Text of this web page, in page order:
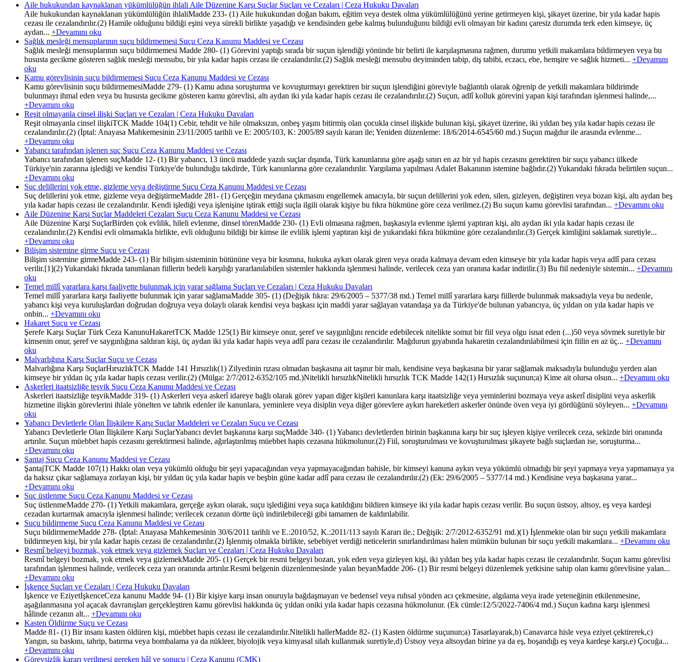
Aile hukukundan kaynaklanan yükümlülüğün ihlali Aile Düzenine Karşı Suçlar Suçları ve Cezaları | Ceza Hukuku Davaları
Aile hukukundan kaynaklanan yükümlülüğün ihlaliMadde 233- (1) Aile hukukundan doğan bakım, eğitim veya destek olma yükümlülüğünü yerine getirmeyen kişi, şikayet üzerine, bir yıla kadar hapis
cezası ile cezalandırılır.(2) Hamile olduğunu bildiği eşini veya sürekli birlikte yaşadığı ve kendisinden gebe kalmış bulunduğunu bildiği evli olmayan bir kadını çaresiz durumda terk eden kimseye, üç
aydan... +Devamını oku
Sağlık mesleği mensuplarının suçu bildirmemesi Suçu Ceza Kanunu Maddesi ve Cezası
Sağlık mesleği mensuplarının suçu bildirmemesi Madde 280- (1) Görevini yaptığı sırada bir suçun işlendiği yönünde bir belirti ile karşılaşmasına rağmen, durumu yetkili makamlara bildirmeyen veya bu
hususta gecikme gösteren sağlık mesleği mensubu, bir yıla kadar hapis cezası ile cezalandırılır.(2) Sağlık mesleği mensubu deyiminden tabip, diş tabibi, eczacı, ebe, hemşire ve sağlık hizmeti... +Devamını
oku
Kamu görevlisinin suçu bildirmemesi Suçu Ceza Kanunu Maddesi ve Cezası
Kamu görevlisinin suçu bildirmemesiMadde 279- (1) Kamu adına soruşturma ve kovuşturmayı gerektiren bir suçun işlendiğini göreviyle bağlantılı olarak öğrenip de yetkili makamlara bildirimde
bulunmayı ihmal eden veya bu hususta gecikme gösteren kamu görevlisi, altı aydan iki yıla kadar hapis cezası ile cezalandırılır.(2) Suçun, adlî kolluk görevini yapan kişi tarafından işlenmesi halinde,...
+Devamını oku
Reşit olmayanla cinsel ilişki Suçları ve Cezaları | Ceza Hukuku Davaları
Reşit olmayanla cinsel ilişkiTCK Madde 104(1) Cebir, tehdit ve hile olmaksızın, onbeş yaşını bitirmiş olan çocukla cinsel ilişkide bulunan kişi, şikayet üzerine, iki yıldan beş yıla kadar hapis cezası ile
cezalandırılır.(2) (İptal: Anayasa Mahkemesinin 23/11/2005 tarihli ve E: 2005/103, K: 2005/89 sayılı kararı ile; Yeniden düzenleme: 18/6/2014-6545/60 md.) Suçun mağdur ile arasında evlenme...
+Devamını oku
Yabancı tarafından işlenen suç Suçu Ceza Kanunu Maddesi ve Cezası
Yabancı tarafından işlenen suçMadde 12- (1) Bir yabancı, 13 üncü maddede yazılı suçlar dışında, Türk kanunlarına göre aşağı sınırı en az bir yıl hapis cezasını gerektiren bir suçu yabancı ülkede
Türkiye'nin zararına işlediği ve kendisi Türkiye'de bulunduğu takdirde, Türk kanunlarına göre cezalandırılır. Yargılama yapılması Adalet Bakanının istemine bağlıdır.(2) Yukarıdaki fıkrada belirtilen suçun...
+Devamını oku
Suç delillerini yok etme, gizleme veya değiştirme Suçu Ceza Kanunu Maddesi ve Cezası
Suç delillerini yok etme, gizleme veya değiştirmeMadde 281- (1) Gerçeğin meydana çıkmasını engellemek amacıyla, bir suçun delillerini yok eden, silen, gizleyen, değiştiren veya bozan kişi, altı aydan beş
yıla kadar hapis cezası ile cezalandırılır. Kendi işlediği veya işlenişine iştirak ettiği suçla ilgili olarak kişiye bu fıkra hükmüne göre ceza verilmez.(2) Bu suçun kamu görevlisi tarafından... +Devamını oku
Aile Düzenine Karşı Suçlar Maddeleri Cezaları Suçu Ceza Kanunu Maddesi ve Cezası
Aile Düzenine Karşı SuçlarBirden çok evlilik, hileli evlenme, dinsel törenMadde 230- (1) Evli olmasına rağmen, başkasıyla evlenme işlemi yaptıran kişi, altı aydan iki yıla kadar hapis cezası ile
cezalandırılır.(2) Kendisi evli olmamakla birlikte, evli olduğunu bildiği bir kimse ile evlilik işlemi yaptıran kişi de yukarıdaki fıkra hükmüne göre cezalandırılır.(3) Gerçek kimliğini saklamak suretiyle...
+Devamını oku
Bilişim sistemine girme Suçu ve Cezası
Bilişim sistemine girmeMadde 243- (1) Bir bilişim sisteminin bütününe veya bir kısmına, hukuka aykırı olarak giren veya orada kalmaya devam eden kimseye bir yıla kadar hapis veya adlî para cezası
verilir.[1](2) Yukarıdaki fıkrada tanımlanan fiillerin bedeli karşılığı yararlanılabilen sistemler hakkında işlenmesi halinde, verilecek ceza yarı oranına kadar indirilir.(3) Bu fiil nedeniyle sistemin... +Devamını
oku
Temel millî yararlara karşı faaliyette bulunmak için yarar sağlama Suçları ve Cezaları | Ceza Hukuku Davaları
Temel millî yararlara karşı faaliyette bulunmak için yarar sağlamaMadde 305- (1) (Değişik fıkra: 29/6/2005 – 5377/38 md.) Temel millî yararlara karşı fiillerde bulunmak maksadıyla veya bu nedenle,
yabancı kişi veya kuruluşlardan doğrudan doğruya veya dolaylı olarak kendisi veya başkası için maddi yarar sağlayan vatandaşa ya da Türkiye'de bulunan yabancıya, üç yıldan on yıla kadar hapis ve
onbin... +Devamını oku
Hakaret Suçu ve Cezası
Şerefe Karşı Suçlar Türk Ceza KanunuHakaretTCK Madde 125(1) Bir kimseye onur, şeref ve saygınlığını rencide edebilecek nitelikte somut bir fiil veya olgu isnat eden (...)50 veya sövmek suretiyle bir
kimsenin onur, şeref ve saygınlığına saldıran kişi, üç aydan iki yıla kadar hapis veya adlî para cezası ile cezalandırılır. Mağdurun gıyabında hakaretin cezalandırılabilmesi için fiilin en az üç... +Devamını
oku
Malvarlığına Karşı Suçlar Suçu ve Cezası
Malvarlığına Karşı SuçlarHırsızlıkTCK Madde 141 Hırsızlık(1) Zilyedinin rızası olmadan başkasına ait taşınır bir malı, kendisine veya başkasına bir yarar sağlamak maksadıyla bulunduğu yerden alan
kimseye bir yıldan üç yıla kadar hapis cezası verilir.(2) (Mülga: 2/7/2012-6352/105 md.)Nitelikli hırsızlıkNitelikli hırsızlık TCK Madde 142(1) Hırsızlık suçunun;a) Kime ait olursa olsun... +Devamını oku
Askerleri itaatsizliğe teşvik Suçu Ceza Kanunu Maddesi ve Cezası
Askerleri itaatsizliğe teşvikMadde 319- (1) Askerleri veya askerî idareye bağlı olarak görev yapan diğer kişileri kanunlara karşı itaatsizliğe veya yeminlerini bozmaya veya askerî disiplini veya askerlik
hizmetine ilişkin görevlerini ihlale yönelten ve tahrik edenler ile kanunlara, yeminlere veya disiplin veya diğer görevlere aykırı hareketleri askerler önünde öven veya iyi gördüğünü söyleyen... +Devamını
oku
Yabancı Devletlerle Olan İlişkilere Karşı Suçlar Maddeleri ve Cezaları Suçu ve Cezası
Yabancı Devletlerle Olan İlişkilere Karşı SuçlarYabancı devlet başkanına karşı suçMadde 340- (1) Yabancı devletlerden birinin başkanına karşı bir suç işleyen kişiye verilecek ceza, sekizde biri oranında
artırılır. Suçun müebbet hapis cezasını gerektirmesi halinde, ağırlaştırılmış müebbet hapis cezasına hükmolunur.(2) Fiil, soruşturulması ve kovuşturulması şikayete bağlı suçlardan ise, soruşturma...
+Devamını oku
Şantaj Suçu Ceza Kanunu Maddesi ve Cezası
ŞantajTCK Madde 107(1) Hakkı olan veya yükümlü olduğu bir şeyi yapacağından veya yapmayacağından bahisle, bir kimseyi kanuna aykırı veya yükümlü olmadığı bir şeyi yapmaya veya yapmamaya ya
da haksız çıkar sağlamaya zorlayan kişi, bir yıldan üç yıla kadar hapis ve beşbin güne kadar adlî para cezası ile cezalandırılır.(2) (Ek: 29/6/2005 – 5377/14 md.) Kendisine veya başkasına yarar...
+Devamını oku
Suç üstlenme Suçu Ceza Kanunu Maddesi ve Cezası
Suç üstlenmeMadde 270- (1) Yetkili makamlara, gerçeğe aykırı olarak, suçu işlediğini veya suça katıldığını bildiren kimseye iki yıla kadar hapis cezası verilir. Bu suçun üstsoy, altsoy, eş veya kardeşi
cezadan kurtarmak amacıyla işlenmesi halinde; verilecek cezanın dörtte üçü indirilebileceği gibi tamamen de kaldırılabilir.
Suçu bildirmeme Suçu Ceza Kanunu Maddesi ve Cezası
Suçu bildirmemeMadde 278- (İptal: Anayasa Mahkemesinin 30/6/2011 tarihli ve E.:2010/52, K.:2011/113 sayılı Kararı ile.; Değişik: 2/7/2012-6352/91 md.)(1) İşlenmekte olan bir suçu yetkili makamlara
bildirmeyen kişi, bir yıla kadar hapis cezası ile cezalandırılır.(2) İşlenmiş olmakla birlikte, sebebiyet verdiği neticelerin sınırlandırılması halen mümkün bulunan bir suçu yetkili makamlara... +Devamını oku
Resmî belgeyi bozmak, yok etmek veya gizlemek Suçları ve Cezaları | Ceza Hukuku Davaları
Resmî belgeyi bozmak, yok etmek veya gizlemekMadde 205- (1) Gerçek bir resmi belgeyi bozan, yok eden veya gizleyen kişi, iki yıldan beş yıla kadar hapis cezası ile cezalandırılır. Suçun kamu görevlisi
tarafından işlenmesi halinde, verilecek ceza yarı oranında artırılır.Resmi belgenin düzenlenmesinde yalan beyanMadde 206- (1) Bir resmi belgeyi düzenlemek yetkisine sahip olan kamu görevlisine yalan...
+Devamını oku
İşkence Suçları ve Cezaları | Ceza Hukuku Davaları
İşkence ve EziyetİşkenceCeza kanunu Madde 94- (1) Bir kişiye karşı insan onuruyla bağdaşmayan ve bedensel veya ruhsal yönden acı çekmesine, algılama veya irade yeteneğinin etkilenmesine,
aşağılanmasına yol açacak davranışları gerçekleştiren kamu görevlisi hakkında üç yıldan oniki yıla kadar hapis cezasına hükmolunur. (Ek cümle:12/5/2022-7406/4 md.) Suçun kadına karşı işlenmesi
hâlinde cezanın alt... +Devamını oku
Kasten Öldürme Suçu ve Cezası
Madde 81- (1) Bir insanı kasten öldüren kişi, müebbet hapis cezası ile cezalandırılır.Nitelikli hallerMadde 82- (1) Kasten öldürme suçunun;a) Tasarlayarak,b) Canavarca hisle veya eziyet çektirerek,c)
Yangın, su baskını, tahrip, batırma veya bombalama ya da nükleer, biyolojik veya kimyasal silah kullanmak suretiyle,d) Üstsoy veya altsoydan birine ya da eş, boşandığı eş veya kardeşe karşı,e) Çocuğa...
+Devamını oku
Görevsizlik kararı verilmesi gereken hâl ve sonucu | Ceza Kanunu (CMK)